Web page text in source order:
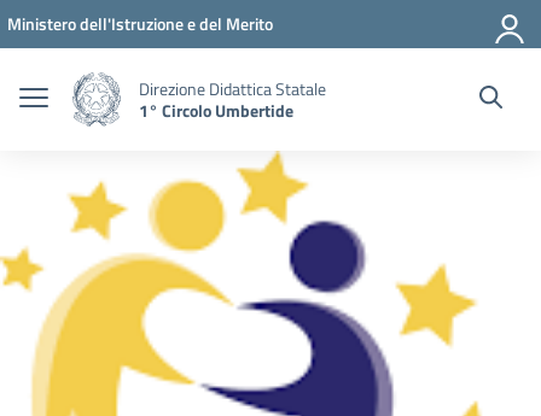
Vai ai contenuti
Vai al menu di navigazione
Vai al footer
Ministero dell'Istruzione e del Merito
Direzione Didattica Statale
1° Circolo Umbertide